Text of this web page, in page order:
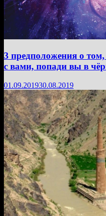
3 предположения о
с вами, попади вы в
01.09.201930.08.2019